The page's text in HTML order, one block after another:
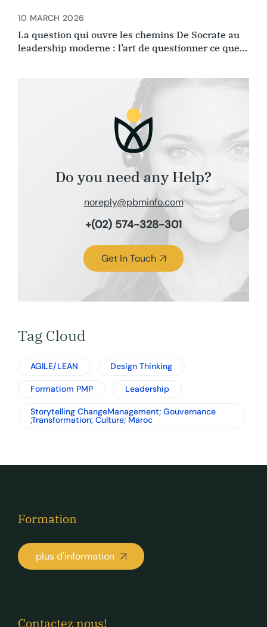
La question qui ouvre les chemins De Socrate au
leadership moderne : l’art de questionner ce que
10 MARCH 2026
Do you need any Help?
noreply@pbminfo.com
+(02) 574-328-301
Get In Touch
Tag Cloud
AGILE/LEAN Design Thinking
Formatiom PMP Leadership
Storytelling ChangeManagement; Gouvernance
;Transformation; Culture; Maroc
Formation
plus d'information
Contactez nous!